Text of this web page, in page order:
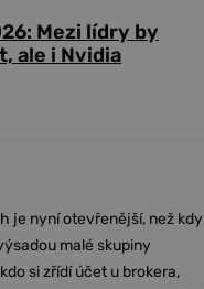
Mezi lídry by
ale i Nvidia
je nyní otevřenější, než kdy
malé skupiny
si zřídí účet u brokera,